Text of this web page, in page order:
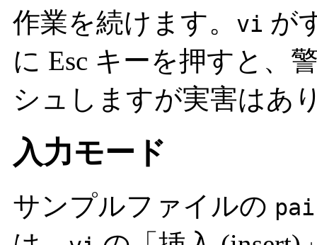
作業を続けます。
vi が
に Esc キーを押すと、
シュしますが実害はあ
入力モード
サンプルファイルの